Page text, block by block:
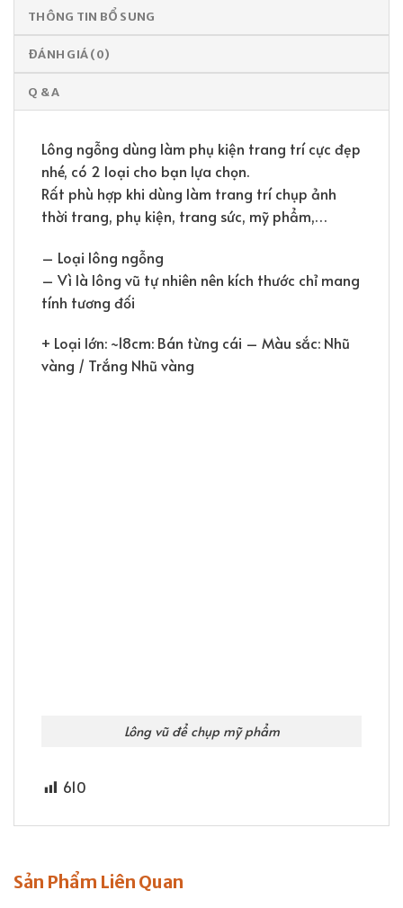
THÔNG TIN BỔ SUNG
ĐÁNH GIÁ (0)
Q & A
Lông ngỗng dùng làm phụ kiện trang trí cực đẹp
nhé, có 2 loại cho bạn lựa chọn.
Rất phù hợp khi dùng làm trang trí chụp ảnh
thời trang, phụ kiện, trang sức, mỹ phẩm,…
– Loại lông ngỗng
– Vì là lông vũ tự nhiên nên kích thước chỉ mang
tính tương đối
+ Loại lớn: ~18cm: Bán từng cái – Màu sắc: Nhũ
vàng / Trắng Nhũ vàng
Lông vũ để chụp mỹ phẩm
610
Sản Phẩm Liên Quan